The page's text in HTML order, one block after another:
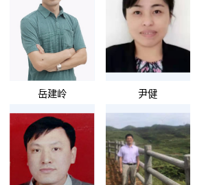
岳建岭 尹健